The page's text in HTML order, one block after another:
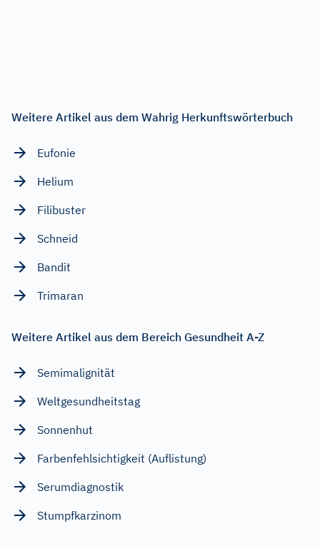
Weitere Artikel aus dem Wahrig Herkunftswörterbuch
Eufonie
Helium
Filibuster
Schneid
Bandit
Trimaran
Weitere Artikel aus dem Bereich Gesundheit A-Z
Semimalignität
Weltgesundheitstag
Sonnenhut
Farbenfehlsichtigkeit (Auflistung)
Serumdiagnostik
Stumpfkarzinom